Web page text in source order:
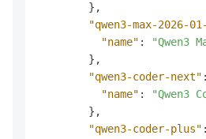
} ,
"qwen3-max-2026-
"name" :
"Qwen3
} ,
"qwen3-coder-next" :
"name" :
"Qwen3
} ,
"qwen3-coder-plus" :